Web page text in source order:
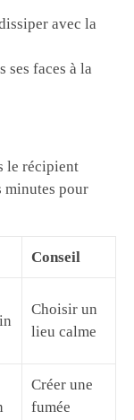
avec la
ses faces à la
le récipient
minutes pour
Conseil
Choisir un
lieu calme
Créer une
fumée